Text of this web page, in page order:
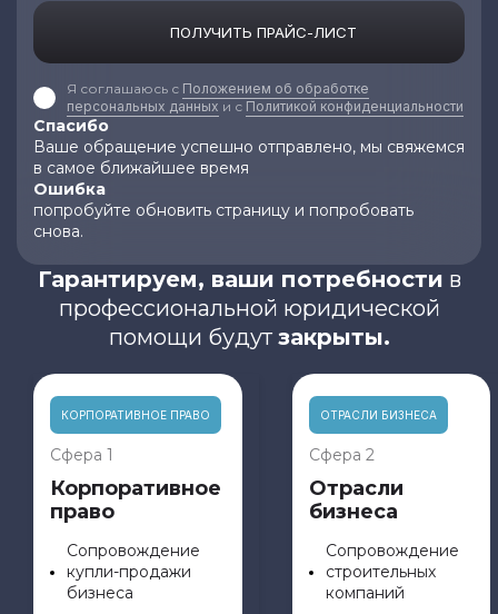
ПОЛУЧИТЬ ПРАЙС-ЛИСТ
Я соглашаюсь с Положением об обработке
персональных данных и с Политикой конфиденциальности
Спасибо
Ваше обращение успешно отправлено, мы свяжемся
в самое ближайшее время
Ошибка
попробуйте обновить страницу и попробовать
снова.
Гарантируем, ваши потребности в
профессиональной юридической
помощи будут закрыты.
КОРПОРАТИВНОЕ ПРАВО
Сфера 1
Корпоративное
право
Сопровождение
купли-продажи
бизнеса
ОТРАСЛИ БИЗНЕСА
Сфера 2
Отрасли
бизнеса
Сопровождение
строительных
компаний